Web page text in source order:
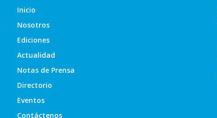
Inicio
Nosotros
Ediciones
Actualidad
Notas de Prensa
Directorio
Eventos
Contáctenos